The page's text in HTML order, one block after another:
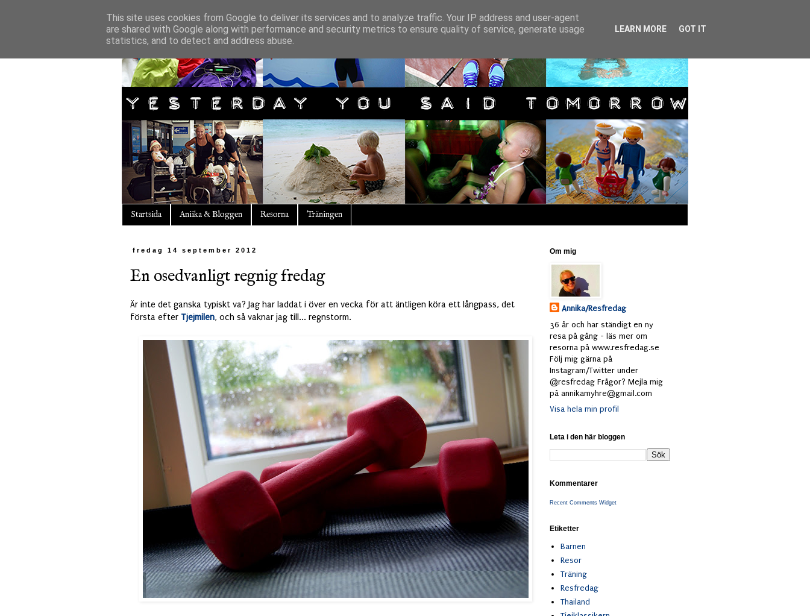
Startsida Aniika & Bloggen Resorna Träningen
fredag 14 september 2012
En osedvanligt regnig fredag
Är inte det ganska typiskt va? Jag har laddat i över en vecka för att äntligen köra ett långpass, det
första efter Tjejmilen, och så vaknar jag till... regnstorm.
Om mig
Annika/Resfredag
36 år och har ständigt en ny
resa på gång - läs mer om
resorna på www.resfredag.se
Följ mig gärna på
Instagram/Twitter under
@resfredag Frågor? Mejla mig
på annikamyhre@gmail.com
Visa hela min profil
Leta i den här bloggen
Kommentarer
Recent Comments Widget
Etiketter
Barnen
Resor
Träning
Resfredag
Thailand
This site uses cookies from Google to deliver its services and to analyze traffic. Your IP address and user-agent
are shared with Google along with performance and security metrics to ensure quality of service, generate usage
statistics, and to detect and address abuse.
LEARN MORE GOT IT